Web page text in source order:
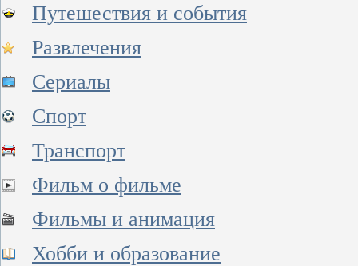
Путешествия и события
Развлечения
Сериалы
Спорт
Транспорт
Фильм о фильме
Фильмы и анимация
Хобби и образование